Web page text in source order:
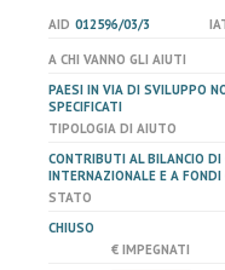
AID 012596/03/3
A CHI VANNO GLI AIUTI
PAESI IN VIA DI SVILUPPO
SPECIFICATI
TIPOLOGIA DI AIUTO
CONTRIBUTI AL BILANCIO
INTERNAZIONALE E A
STATO
CHIUSO
€ IMPEGNATI